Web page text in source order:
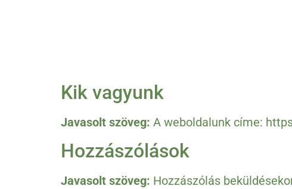
Kik vagyunk
Javasolt szöveg: A weboldalunk címe:
Hozzászólások
Javasolt szöveg: Hozzászólás